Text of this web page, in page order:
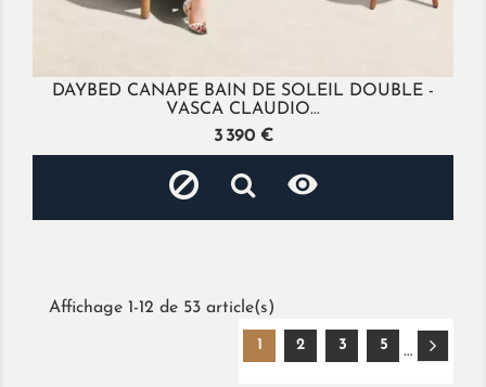
DAYBED CANAPE BAIN DE SOLEIL DOUBLE -
VASCA CLAUDIO...
Prix
3 390 €

Affichage 1-12 de 53 article(s)
1 2 3 …
5